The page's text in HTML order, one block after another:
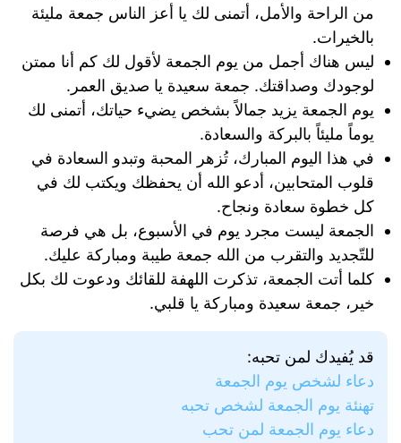
من الراحة والأمل، أتمنى لك يا أعز الناس جمعة مليئة
بالخيرات.
ليس هناك أجمل من يوم الجمعة لأقول لك كم أنا ممتن
لوجودك وصداقتك. جمعة سعيدة يا صديق العمر.
يوم الجمعة يزيد جمالاً بشخص يضيء حياتك، أتمنى لك
يوماً مليئاً بالبركة والسعادة.
في هذا اليوم المبارك، تُزهر المحبة وتبدو السعادة في
قلوب المتحابين، أدعو الله أن يحفظك ويكتب لك في
كل خطوة سعادة ونجاح.
الجمعة ليست مجرد يوم في الأسبوع، بل هي فرصة
للتّجديد والتقرب من الله جمعة طيبة ومباركة عليك.
كلما أتت الجمعة، تذكرت اللهفة للقائك ودعوت لك بكل
خير، جمعة سعيدة ومباركة يا قلبي.
قد يُفيدك لمن تحبه:
دعاء لشخص يوم الجمعة
تهنئة يوم الجمعة لشخص تحبه
دعاء يوم الجمعة لمن تحب